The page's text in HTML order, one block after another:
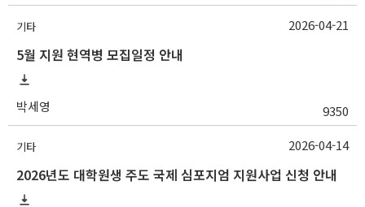
기타
5월 지원 현역병 모집일정 안내
박세영 9350
2026-04-21
기타
2026년도 대학원생 주도 국제 심포지엄 지원사업 신청 안내
2026-04-14